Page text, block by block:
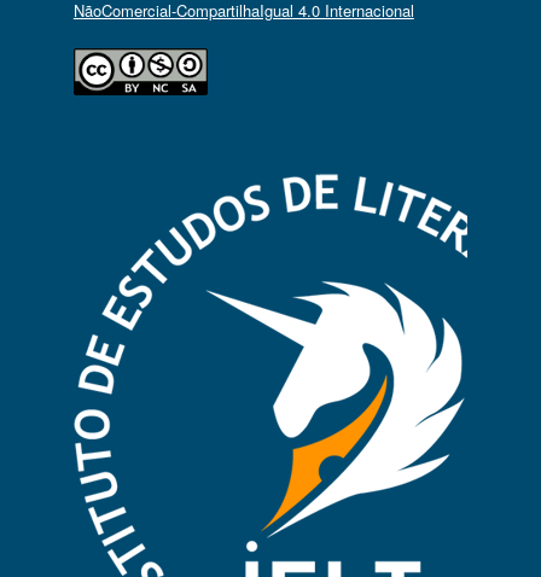
NãoComercial-CompartilhaIgual 4.0 Internacional